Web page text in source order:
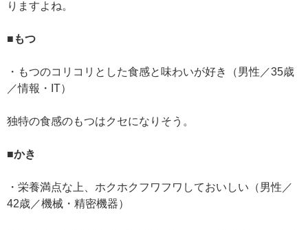
りますよね。
■もつ
・もつのコリコリとした食感と味わいが好き（男性／35歳
／情報・IT）
独特の食感のもつはクセになりそう。
■かき
・栄養満点な上、ホクホクフワフワしておいしい（男性／
42歳／機械・精密機器）